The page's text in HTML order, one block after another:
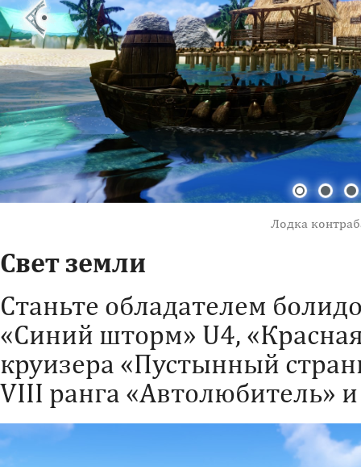
Лодка
Свет земли
Станьте обладателем
«Синий шторм» U4,
круизера «Пустынный
VIII ранга «Автолюбитель»